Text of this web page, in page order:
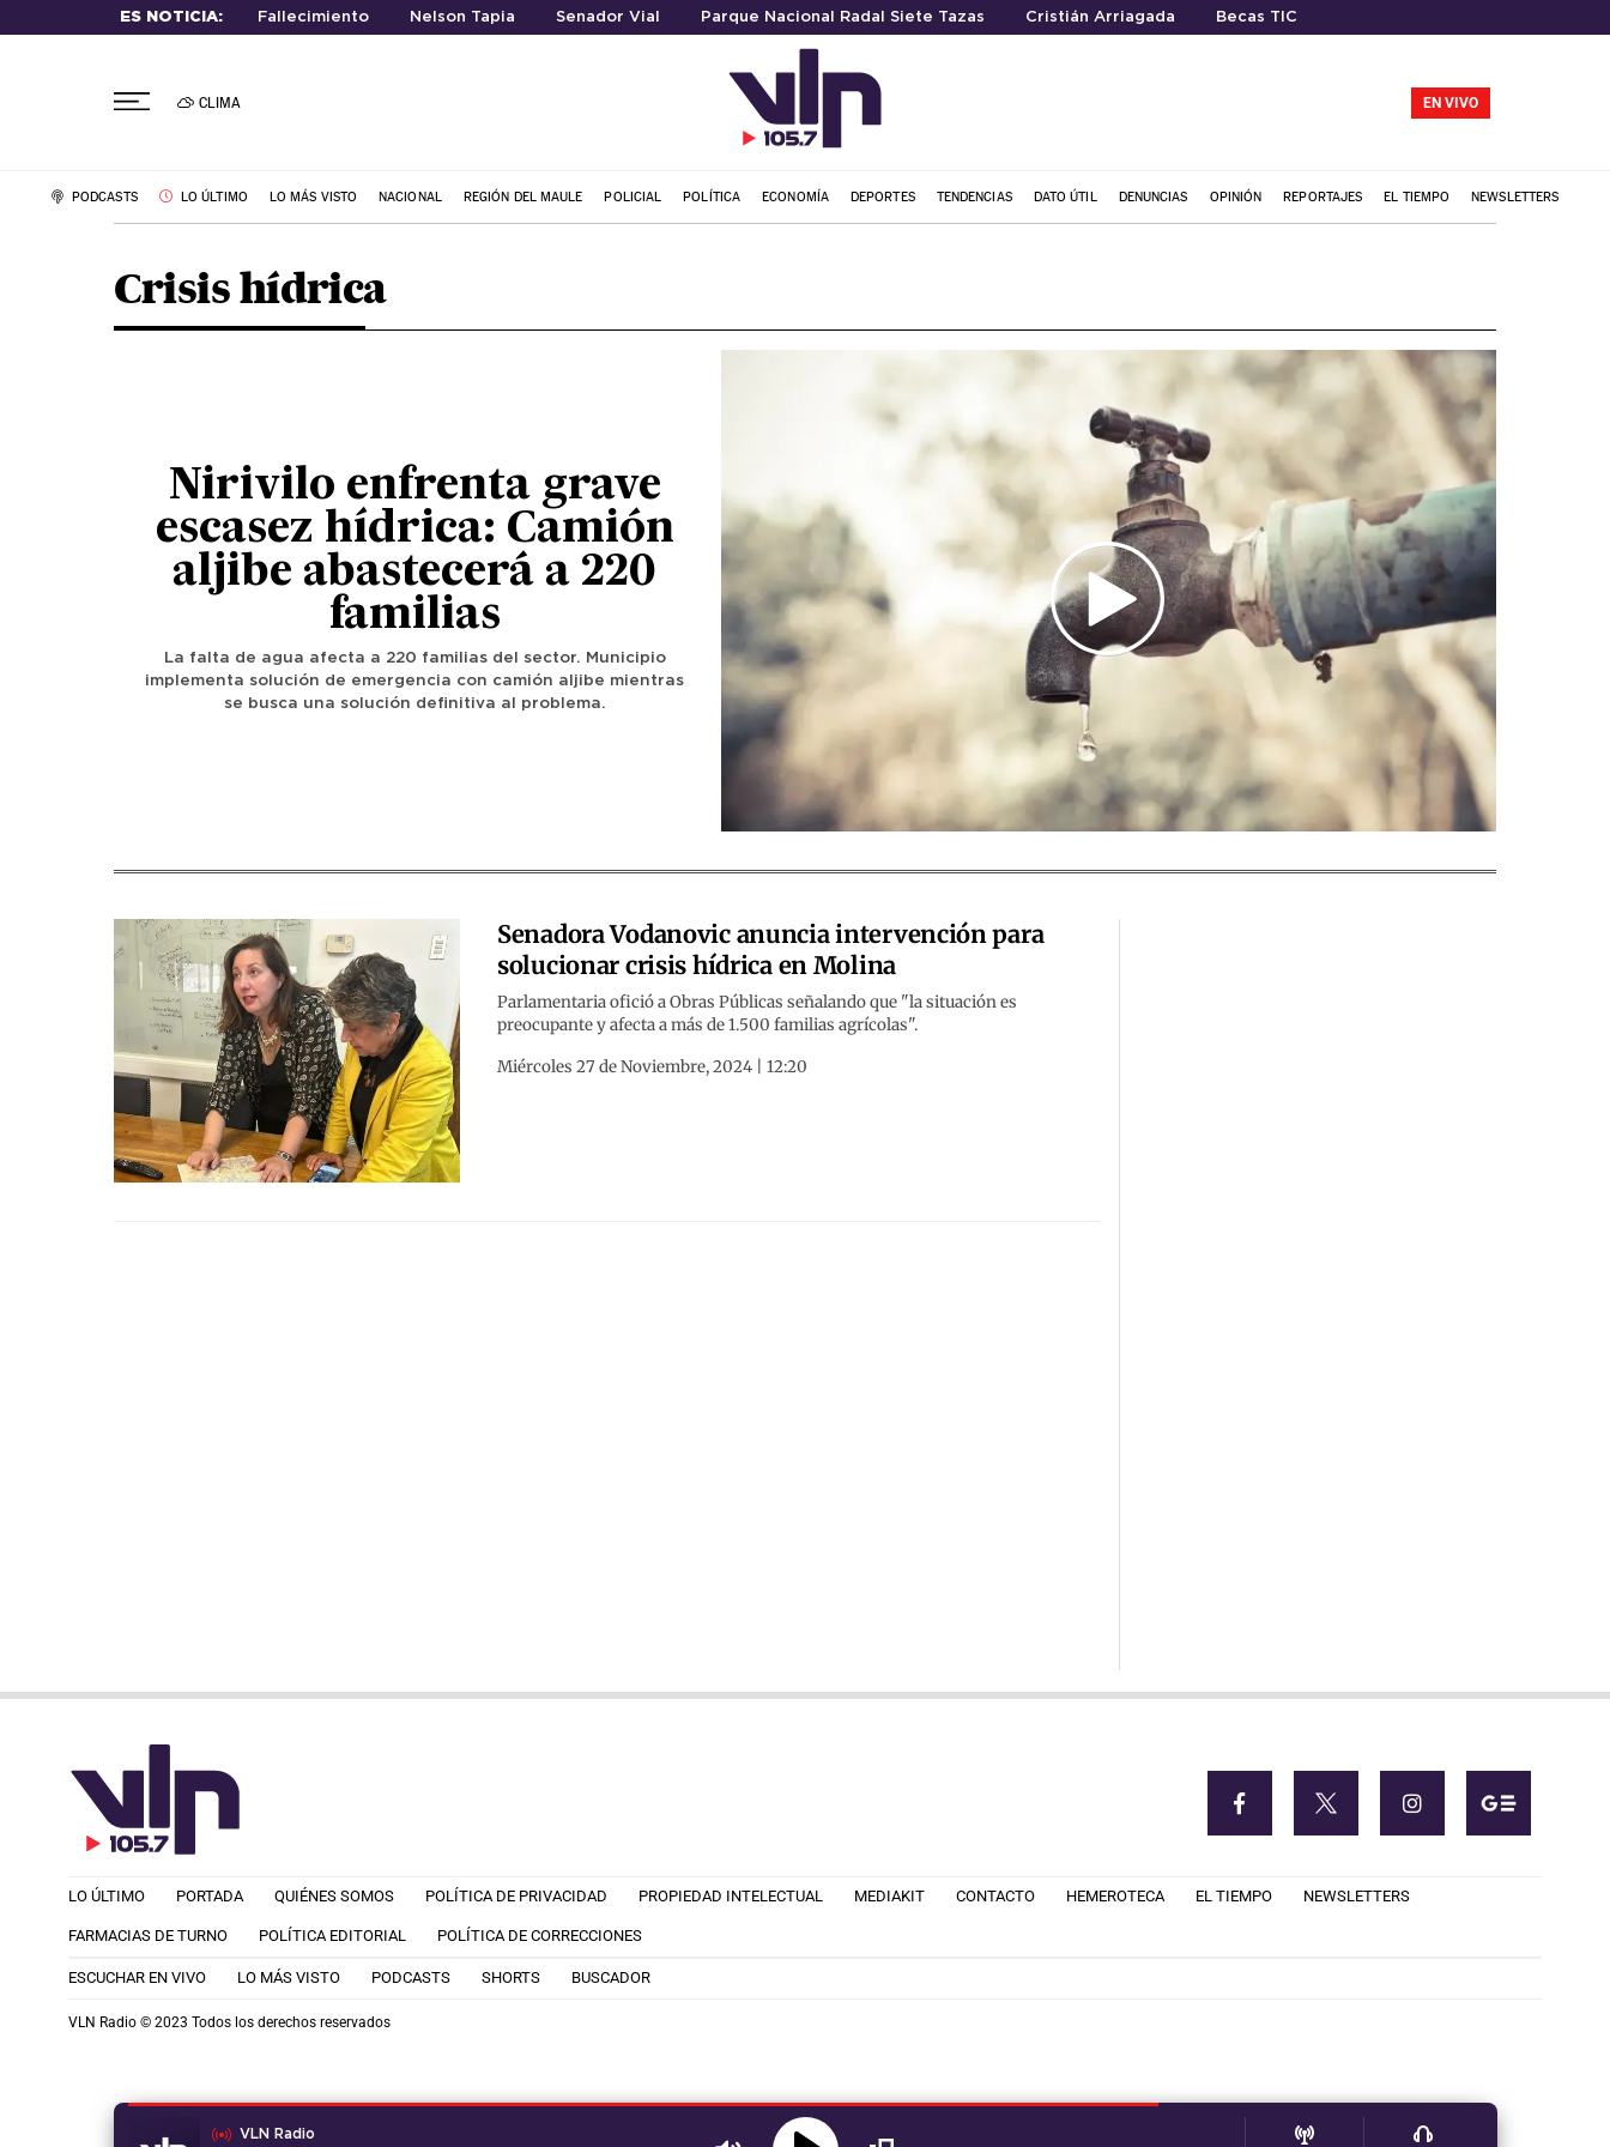
ES NOTICIA: Fallecimiento Nelson Tapia Senador Vial Parque Nacional Radal Siete Tazas Cristián Arriagada Becas TIC
CLIMA EN VIVO
PODCASTS LO ÚLTIMO LO MÁS VISTO NACIONAL REGIÓN DEL MAULE POLICIAL POLÍTICA ECONOMÍA DEPORTES TENDENCIAS DATO ÚTIL DENUNCIAS OPINIÓN REPORTAJES EL TIEMPO NEWSLETTERS
Crisis hídrica
Nirivilo enfrenta grave
escasez hídrica: Camión
aljibe abastecerá a 220
familias
La falta de agua afecta a 220 familias del sector. Municipio
implementa solución de emergencia con camión aljibe mientras
se busca una solución definitiva al problema.
Senadora Vodanovic anuncia intervención para
solucionar crisis hídrica en Molina
Parlamentaria ofició a Obras Públicas señalando que "la situación es
preocupante y afecta a más de 1.500 familias agrícolas".
Miércoles 27 de Noviembre, 2024 | 12:20
VLN Radio
LO ÚLTIMO PORTADA QUIÉNES SOMOS POLÍTICA DE PRIVACIDAD PROPIEDAD INTELECTUAL MEDIAKIT CONTACTO HEMEROTECA EL TIEMPO NEWSLETTERS
FARMACIAS DE TURNO POLÍTICA EDITORIAL POLÍTICA DE CORRECCIONES
ESCUCHAR EN VIVO LO MÁS VISTO PODCASTS SHORTS BUSCADOR
VLN Radio © 2023 Todos los derechos reservados